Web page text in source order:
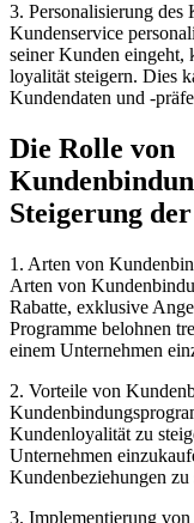
3. Personalisierung des
Kundenservice
seiner Kunden eingeht,
loyalität steigern. Dies
Kundendaten und -
Die Rolle von
Steigerung
1. Arten von
Arten von
Rabatte, exklusive
Programme belohnen
einem Unternehmen
2. Vorteile von
Kundenloyalität zu
Unternehmen
Kundenbeziehungen
3. Implementierung